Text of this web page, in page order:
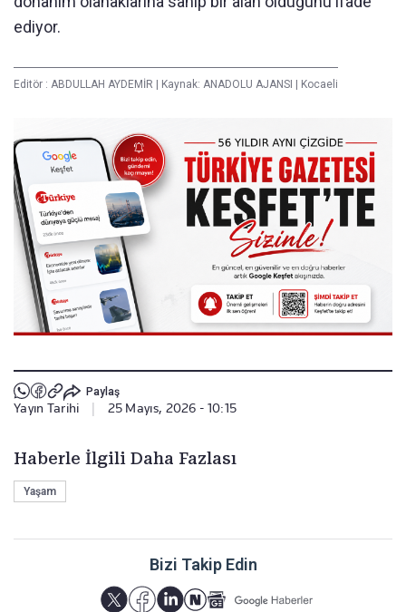
ediyor.
Editör : ABDULLAH AYDEMİR Kaynak: ANADOLU AJANSI Kocaeli
Paylaş
Yayın Tarihi 25 Mayıs, 2026 - 10:15
Haberle İlgili Daha Fazlası
Yaşam
Bizi Takip Edin